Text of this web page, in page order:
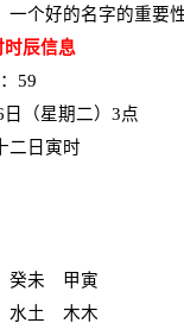
一个好的名字的重要
时辰信息
59
日（星期二）3点
二日寅时
癸未 甲寅
水土 木木